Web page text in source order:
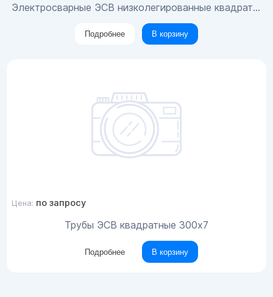
Электросварные ЭСВ низколегированные квадратные трубы 140x10
Подробнее В корзину
Цена: по запросу
Трубы ЭСВ квадратные 300х7
Подробнее В корзину